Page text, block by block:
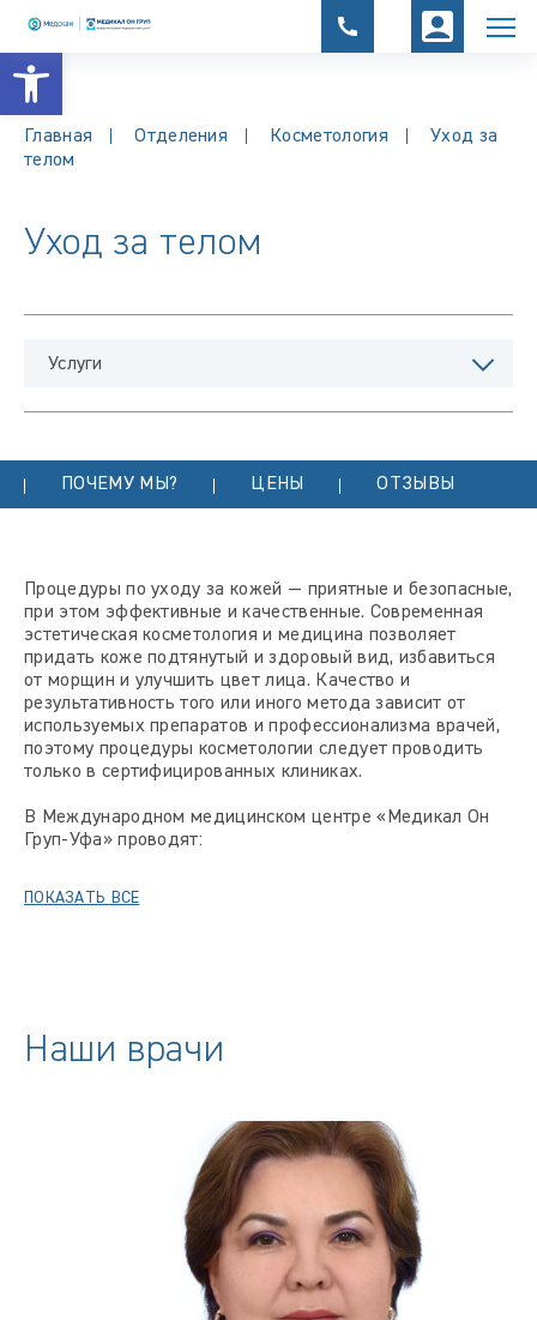
Открыть панель инструментов
Главная Отделения Косметология
Уход за
телом
Уход за телом
Услуги
ПОЧЕМУ МЫ? ЦЕНЫ ОТЗЫВЫ
Процедуры по уходу за кожей — приятные и безопасные,
при этом эффективные и качественные. Современная
эстетическая косметология и медицина позволяет
придать коже подтянутый и здоровый вид, избавиться
от морщин и улучшить цвет лица. Качество и
результативность того или иного метода зависит от
используемых препаратов и профессионализма врачей,
поэтому процедуры косметологии следует проводить
только в сертифицированных клиниках.
В Международном медицинском центре «Медикал Он
Груп-Уфа» проводят:
ПОКАЗАТЬ ВСЕ
Наши врачи